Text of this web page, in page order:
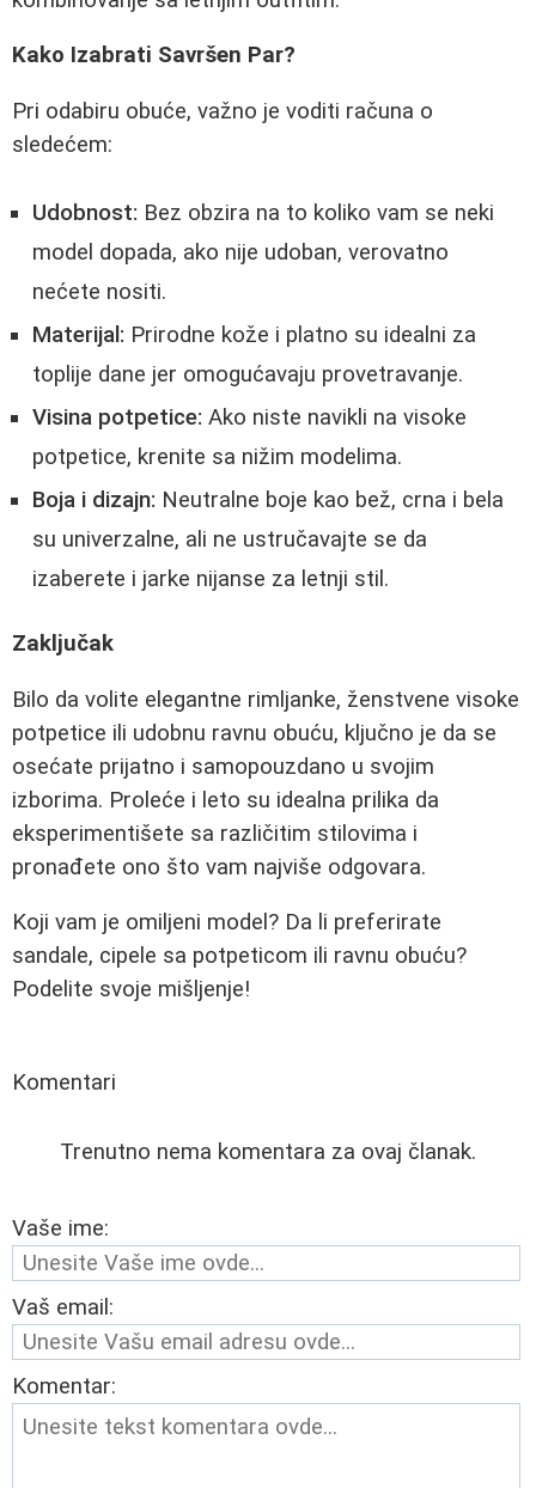
Kako Izabrati Savršen Par?
Pri odabiru obuće, važno je voditi računa o
sledećem:
Udobnost: Bez obzira na to koliko vam se neki
model dopada, ako nije udoban, verovatno
nećete nositi.
Materijal: Prirodne kože i platno su idealni za
toplije dane jer omogućavaju provetravanje.
Visina potpetice: Ako niste navikli na visoke
potpetice, krenite sa nižim modelima.
Boja i dizajn: Neutralne boje kao bež, crna i bela
su univerzalne, ali ne ustručavajte se da
izaberete i jarke nijanse za letnji stil.
Zaključak
Bilo da volite elegantne rimljanke, ženstvene visoke
potpetice ili udobnu ravnu obuću, ključno je da se
osećate prijatno i samopouzdano u svojim
izborima. Proleće i leto su idealna prilika da
eksperimentišete sa različitim stilovima i
pronađete ono što vam najviše odgovara.
Koji vam je omiljeni model? Da li preferirate
sandale, cipele sa potpeticom ili ravnu obuću?
Podelite svoje mišljenje!
Komentari
Trenutno nema komentara za ovaj članak.
Vaše ime:
Vaš email:
Komentar: